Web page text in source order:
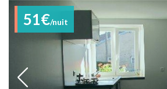
51€/nuit